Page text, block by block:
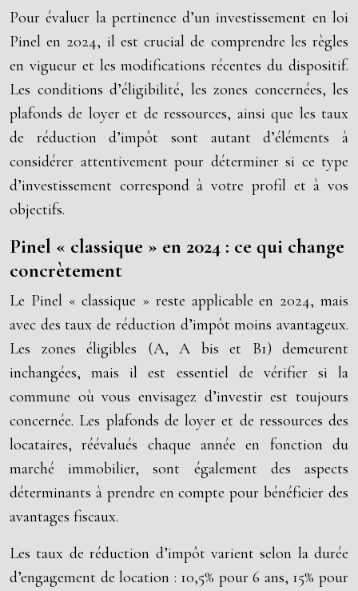
Pour évaluer la pertinence d’un investissement en loi
Pinel en 2024, il est crucial de comprendre les règles
en vigueur et les modifications récentes du dispositif.
Les conditions d’éligibilité, les zones concernées, les
plafonds de loyer et de ressources, ainsi que les taux
de réduction d’impôt sont autant d’éléments à
considérer attentivement pour déterminer si ce type
d’investissement correspond à votre profil et à vos
objectifs.
Pinel « classique » en 2024 : ce qui change
concrètement
Le Pinel « classique » reste applicable en 2024, mais
avec des taux de réduction d’impôt moins avantageux.
Les zones éligibles (A, A bis et B1) demeurent
inchangées, mais il est essentiel de vérifier si la
commune où vous envisagez d’investir est toujours
concernée. Les plafonds de loyer et de ressources des
locataires, réévalués chaque année en fonction du
marché immobilier, sont également des aspects
déterminants à prendre en compte pour bénéficier des
avantages fiscaux.
Les taux de réduction d’impôt varient selon la durée
d’engagement de location : 10,5% pour 6 ans, 15% pour